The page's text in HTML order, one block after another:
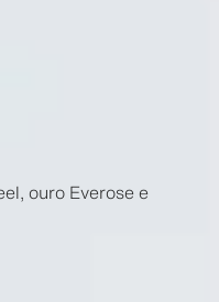
ouro Everose e